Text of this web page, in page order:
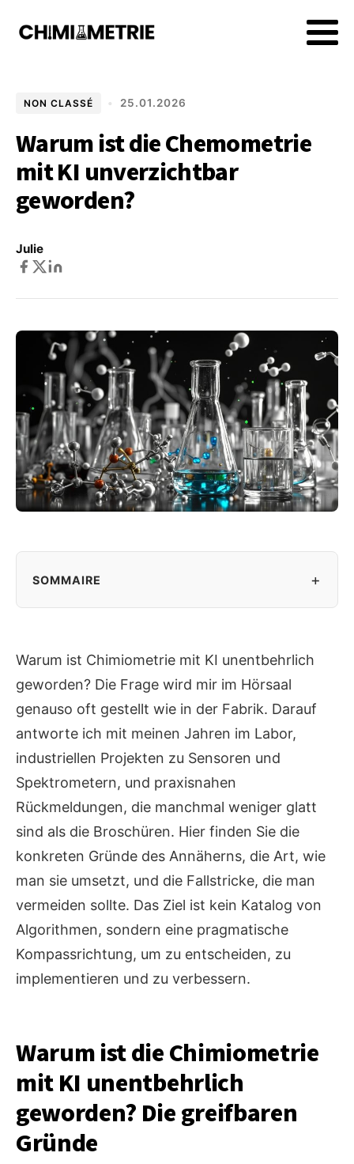
NON CLASSÉ • 25.01.2026
Warum ist die Chemometrie
mit KI unverzichtbar
geworden?
Julie
SOMMAIRE +
Warum ist Chimiometrie mit KI unentbehrlich
geworden? Die Frage wird mir im Hörsaal
genauso oft gestellt wie in der Fabrik. Darauf
antworte ich mit meinen Jahren im Labor,
industriellen Projekten zu Sensoren und
Spektrometern, und praxisnahen
Rückmeldungen, die manchmal weniger glatt
sind als die Broschüren. Hier finden Sie die
konkreten Gründe des Annäherns, die Art, wie
man sie umsetzt, und die Fallstricke, die man
vermeiden sollte. Das Ziel ist kein Katalog von
Algorithmen, sondern eine pragmatische
Kompassrichtung, um zu entscheiden, zu
implementieren und zu verbessern.
Warum ist die Chimiometrie
mit KI unentbehrlich
geworden? Die greifbaren
Gründe